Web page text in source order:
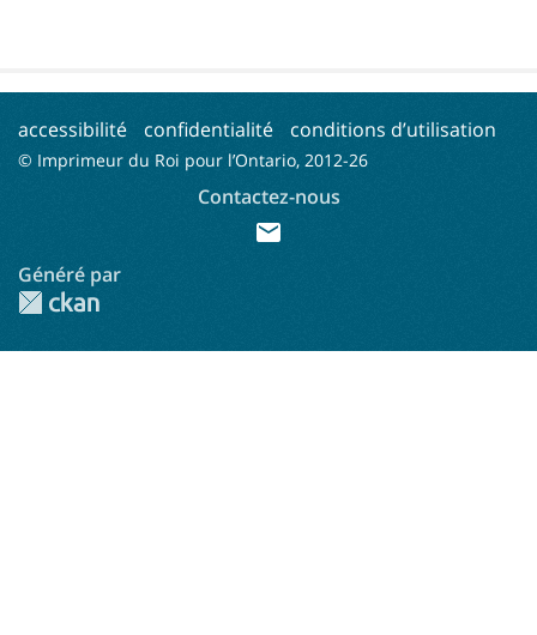
accessibilité confidentialité conditions d’utilisation
© Imprimeur du Roi pour l’Ontario, 2012-26
Contactez-nous
mail
Généré par